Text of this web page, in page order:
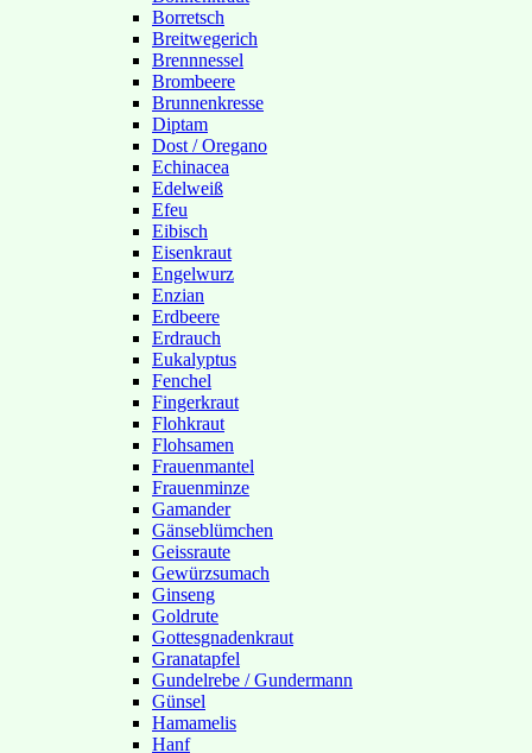
Borretsch
Breitwegerich
Brennnessel
Brombeere
Brunnenkresse
Diptam
Dost / Oregano
Echinacea
Edelweiß
Efeu
Eibisch
Eisenkraut
Engelwurz
Enzian
Erdbeere
Erdrauch
Eukalyptus
Fenchel
Fingerkraut
Flohkraut
Flohsamen
Frauenmantel
Frauenminze
Gamander
Gänseblümchen
Geissraute
Gewürzsumach
Ginseng
Goldrute
Gottesgnadenkraut
Granatapfel
Gundelrebe / Gundermann
Günsel
Hamamelis
Hanf